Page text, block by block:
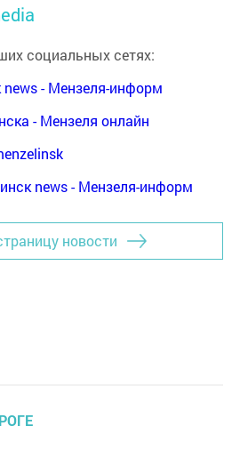
социальных сетях:
news - Мензеля-информ
- Мензеля онлайн
news - Мензеля-информ
новости